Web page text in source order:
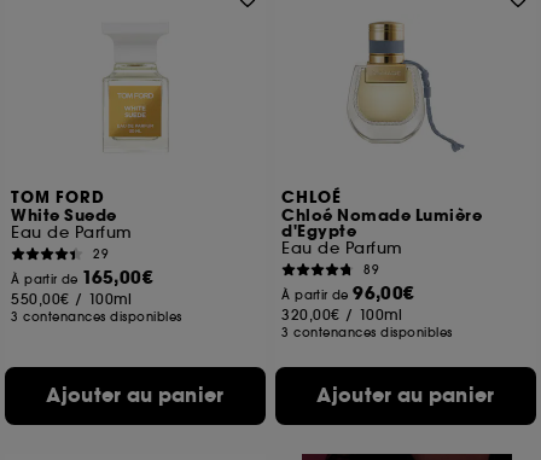
TOM FORD
White Suede
Eau de Parfum
29
À partir de 165,00€
550,00€ / 100ml
3 contenances disponibles
Ajouter au panier
CHLOÉ
Chloé Nomade Lumière
d'Egypte
Eau de Parfum
89
À partir de96,00€
320,00€ / 100ml
3 contenances disponibles
Ajouter au panier